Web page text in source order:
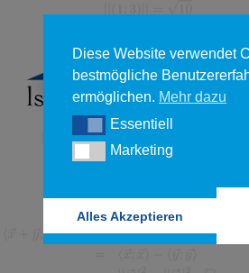
Diese Website verwendet
bestmögliche
ermöglichen. Mehr dazu
EssentiellEssentiell
MarketingMarketing
Alles Akzeptieren